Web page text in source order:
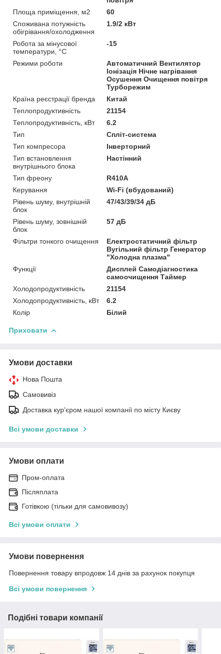
Площа приміщення, м2
60
Споживана потужність
обігрівання/охолодження
1.9/2 кВт
Робота за мінусової
температури, °C
-15
Режими роботи
Автоматичний Вентилятор
Іонізація Нічне нагрівання
Осушення Очищення повітря
Турборежим
Країна реєстрації бренда
Китай
Теплопродуктивність
21154
Теплопродуктивність, кВт
6.2
Тип
Спліт-система
Тип компресора
Інверторний
Тип встановлення
внутрішнього блока
Настінний
Тип фреону
R410A
Керування
Wi-Fi (вбудований)
Рівень шуму, внутрішній
блок
47/43/39/34 дБ
Рівень шуму, зовнішній
блок
57 дБ
Фільтри тонкого очищення
Електростатичний фільтр
Вугільний фільтр Генератор
"Холодна плазма"
Функції
Дисплей Самодіагностика
самоочищення Таймер
Холодопродуктивність
21154
Холодопродуктивність, кВт
6.2
Колір
Білий
Приховати
Умови доставки
Нова Пошта
Самовивіз
Доставка кур'єром нашої компанії по місту Києву
Всі умови доставки
Умови оплати
Пром-оплата
Післяплата
Готівкою (тільки для самовивозу)
Всі умови оплати
Умови повернення
Повернення товару впродовж 14 днів за рахунок покупця
Всі умови повернення
Подібні товари компанії